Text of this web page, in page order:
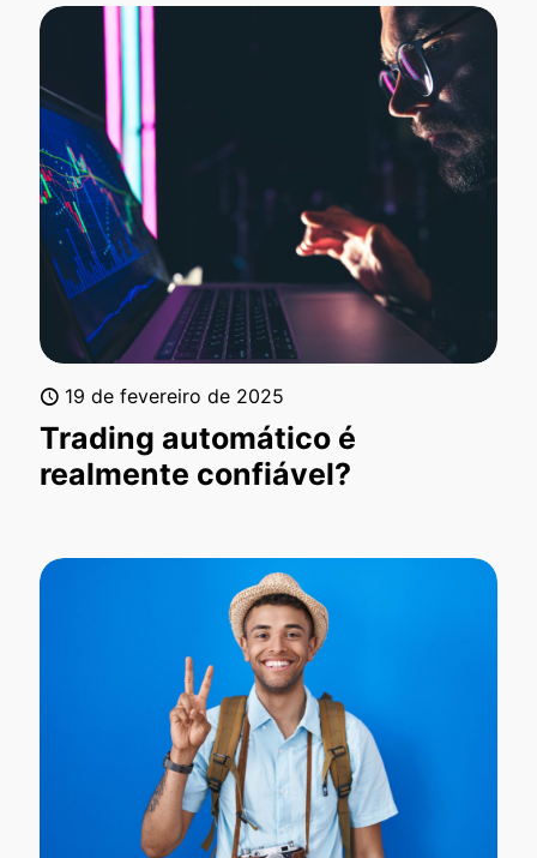
19 de fevereiro de 2025
Trading automático é
realmente confiável?